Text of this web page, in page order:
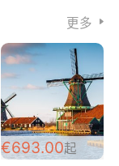
更多
€693.00起